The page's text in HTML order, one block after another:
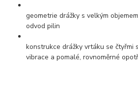
geometrie drážky s velkým
odvod pilin
konstrukce drážky vrtáku se čtyřmi
vibrace a pomalé, rovnoměrné